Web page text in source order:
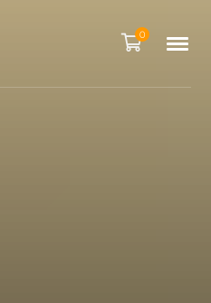
0